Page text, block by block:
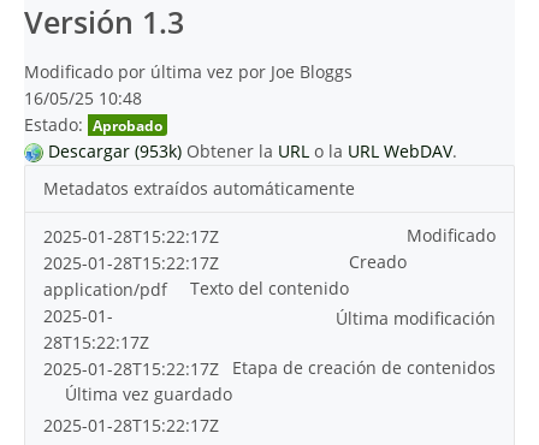
Versión 1.3
Modificado por última vez por Joe Bloggs
16/05/25 10:48
Estado: Aprobado
Descargar (953k) Obtener la URL o la URL WebDAV.
Metadatos extraídos automáticamente
Modificado
2025-01-28T15:22:17Z
Creado
2025-01-28T15:22:17Z
Texto del contenido
application/pdf
Última modificación
2025-01-
28T15:22:17Z
Etapa de creación de contenidos
2025-01-28T15:22:17Z
Última vez guardado
2025-01-28T15:22:17Z